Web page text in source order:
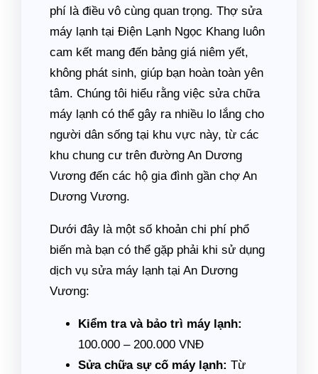
phí là điều vô cùng quan trọng. Thợ sửa
máy lạnh tại Điện Lạnh Ngọc Khang luôn
cam kết mang đến bảng giá niêm yết,
không phát sinh, giúp bạn hoàn toàn yên
tâm. Chúng tôi hiểu rằng việc sửa chữa
máy lạnh có thể gây ra nhiều lo lắng cho
người dân sống tại khu vực này, từ các
khu chung cư trên đường An Dương
Vương đến các hộ gia đình gần chợ An
Dương Vương.
Dưới đây là một số khoản chi phí phổ
biến mà bạn có thể gặp phải khi sử dụng
dịch vụ sửa máy lạnh tại An Dương
Vương:
Kiểm tra và bảo trì máy lạnh:
100.000 – 200.000 VNĐ
Sửa chữa sự cố máy lạnh: Từ